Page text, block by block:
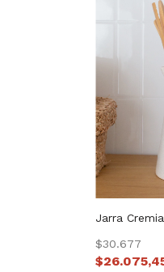
Jarra
$30.677